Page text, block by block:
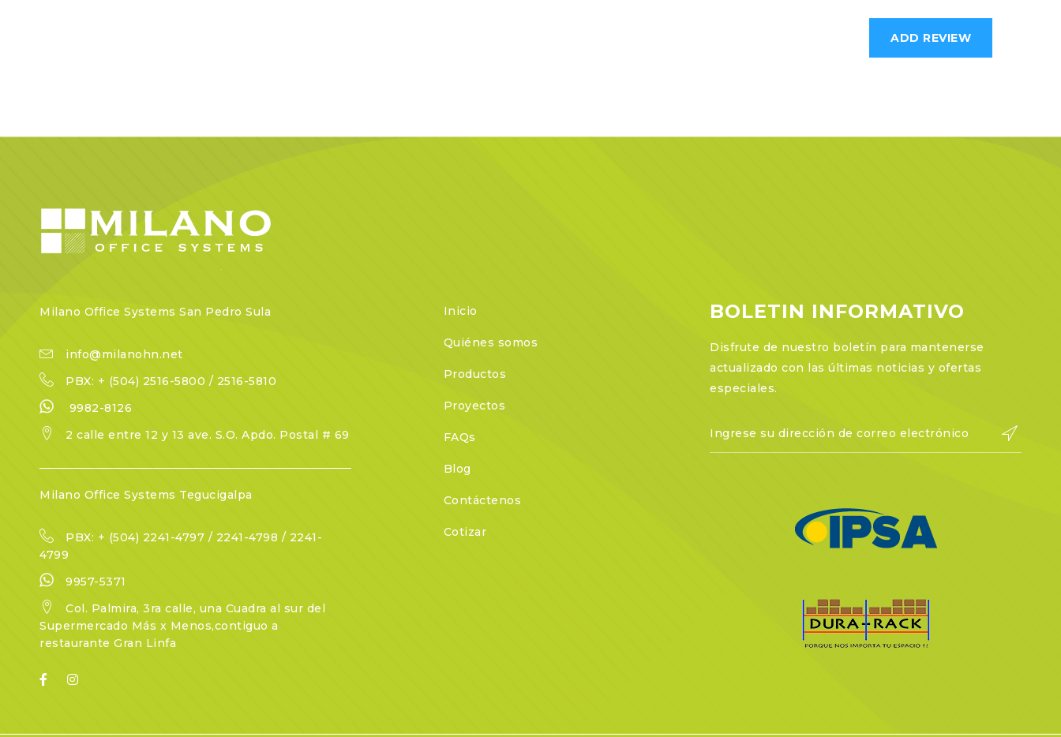
Milano Office Systems San Pedro Sula
info@milanohn.net
PBX: + (504) 2516-5800 / 2516-5810
9982-8126
2 calle entre 12 y 13 ave. S.O. Apdo. Postal # 69
Milano Office Systems Tegucigalpa
PBX: + (504) 2241-4797 / 2241-4798 / 2241-
4799
9957-5371
Col. Palmira, 3ra calle, una Cuadra al sur del
Supermercado Más x Menos,contiguo a
restaurante Gran Linfa
Inicio
Quiénes somos
Productos
Proyectos
FAQs
Blog
Contáctenos
Cotizar
BOLETIN INFORMATIVO
Disfrute de nuestro boletín para mantenerse
actualizado con las últimas noticias y ofertas
especiales.